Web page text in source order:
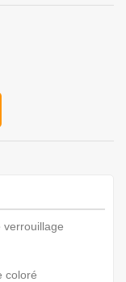
verrouillage
coloré